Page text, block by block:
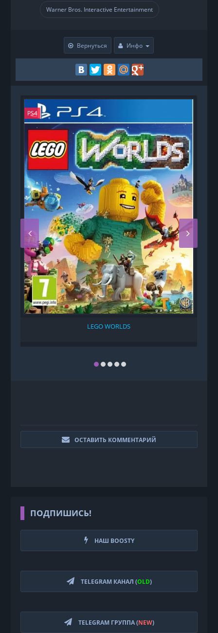
Warner Bros. Interactive Entertainment
Вернуться Инфо
PS4
LEGO WORLDS
ОСТАВИТЬ КОММЕНТАРИЙ
ПОДПИШИСЬ!
НАШ BOOSTY
TELEGRAM КАНАЛ (OLD)
TELEGRAM ГРУППА (NEW)